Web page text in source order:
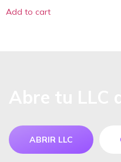
Add to cart
ABRIR LLC